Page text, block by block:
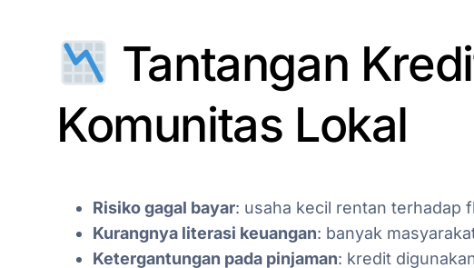
Tantangan
Komunitas Lokal
Risiko gagal bayar: usaha kecil rentan terhadap
Kurangnya literasi keuangan: banyak
Ketergantungan pada pinjaman: kredit